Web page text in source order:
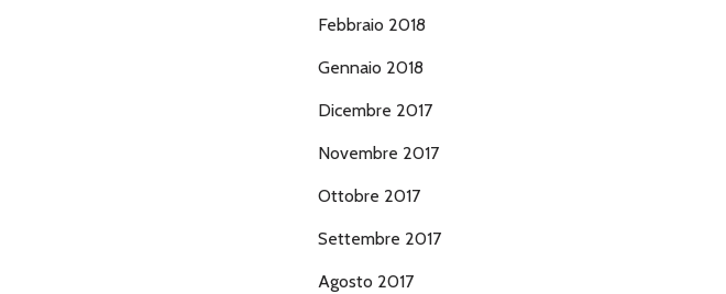
Febbraio 2018
Gennaio 2018
Dicembre 2017
Novembre 2017
Ottobre 2017
Settembre 2017
Agosto 2017